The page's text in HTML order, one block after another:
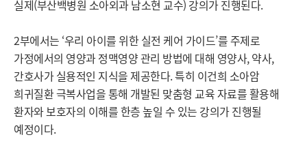
실제(부산백병원 소아외과 남소현 교수) 강의가 진행된다.
2부에서는 ‘우리 아이를 위한 실전 케어 가이드’를 주제로
가정에서의 영양과 정맥영양 관리 방법에 대해 영양사, 약사,
간호사가 실용적인 지식을 제공한다. 특히 이건희 소아암
희귀질환 극복사업을 통해 개발된 맞춤형 교육 자료를 활용해
환자와 보호자의 이해를 한층 높일 수 있는 강의가 진행될
예정이다.